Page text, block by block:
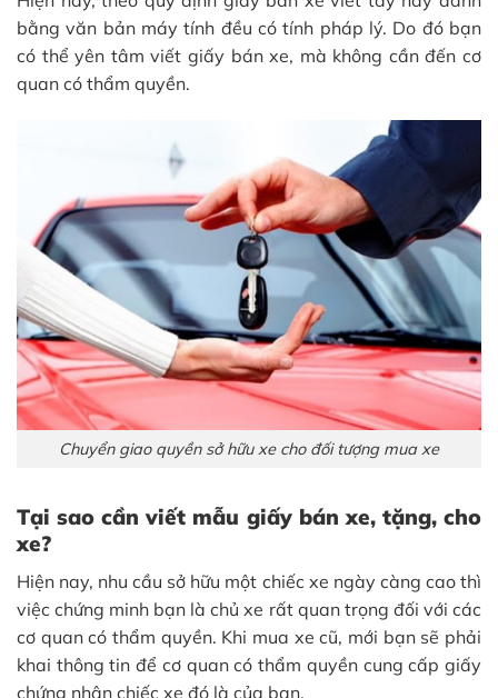
bằng văn bản máy tính đều có tính pháp lý. Do đó bạn
có thể yên tâm viết giấy bán xe, mà không cần đến cơ
quan có thẩm quyền.
Chuyển giao quyền sở hữu xe cho đối tượng mua xe
Tại sao cần viết mẫu giấy bán xe, tặng, cho
xe?
Hiện nay, nhu cầu sở hữu một chiếc xe ngày càng cao thì
việc chứng minh bạn là chủ xe rất quan trọng đối với các
cơ quan có thẩm quyền. Khi mua xe cũ, mới bạn sẽ phải
khai thông tin để cơ quan có thẩm quyền cung cấp giấy
chứng nhận chiếc xe đó là của bạn.